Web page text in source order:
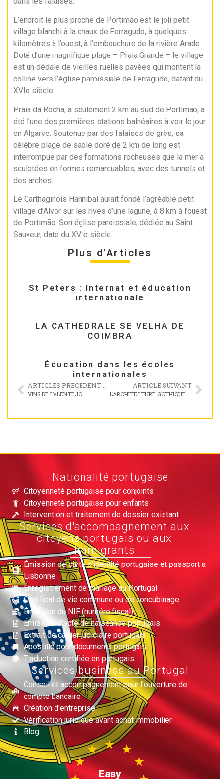
L’endroit le plus proche de Portimão est le joli petit
village blanchi à la chaux de Ferragudo, à quelques
kilomètres à l’ouest, à l’embouchure de la rivière Arade.
Doté d’une magnifique plage – Praia Grande – le village
est un dédale de vieilles ruelles pavées qui montent la
colline vers l’église paroissiale de Ferragudo, datant du
XVIe siècle.
Praia da Rocha, à seulement 2 km au sud de Portimão, a
été l’une des premières stations balnéaires à voir le jour
en Algarve. Soutenue par des falaises de grès, sa
célèbre plage de sable doré de 2 km de long est
interrompue par des formations rocheuses que la mer a
sculptées en formes remarquables, avec des tunnels et
des arches.
Le Carthaginois Hannibal aurait fondé l’agréable petit
village d’Alvor sur les rives d’une lagune, à 8 km à l’ouest
de Portimão. Son église paroissiale, dédiée au Saint
Sauveur, date du XVIe siècle.
Plus d'Articles
St Peters : Internat et éducation
internationale
LA CATHÉDRALE SÉ VELHA DE
COIMBRA
Éducation dans les écoles
internationales
ARTICLES PRECEDENT ARTICLES PRECEDENARTICLE PRÉCÉDENT
VINS DE L’ALENTEJO
ARTICLE SUIVANT
L’ARCHITECTURE GOTHIQUE AU PORTUGAL
Nationalité portugaise
Citoyenneté portugaise pour conjoints
Citoyenneté portugaise pour enfants
Intervention et traitement de dossier existant
Services d'accompagnement aux
citoyens portugais ou aux
immigrants
Émission de carte d'identité portugaise et passport a
Lisbonne
Enregistrement de mariage au Portugal
Certificat de vie commune ou de concubinage
Émission du NIF (numéro fiscal)
Émission d'acte de naissance portugais
Extrait de casier judiciaire portugais
Apostille pour documents portugais
Traduction certifiée en portugais
Services business au Portugal
Conseil et accompagnement pour l'ouverture de
compte bancaire
Création d'entreprise
Vérification juridique avant achat immobilier
Blog